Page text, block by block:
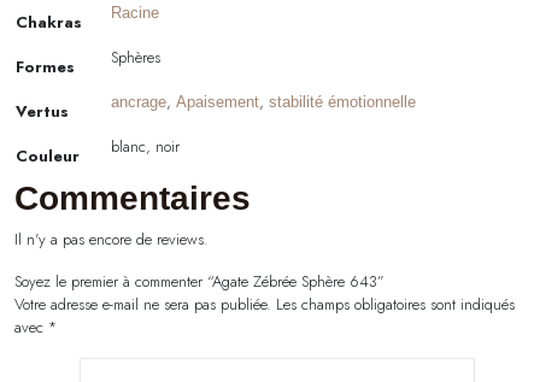
Chakras
Racine
Formes Sphères
Vertus ancrage, Apaisement, stabilité émotionnelle
Couleur blanc, noir
Commentaires
Il n'y a pas encore de reviews.
Soyez le premier à commenter “Agate Zébrée Sphère 643”
Votre adresse e-mail ne sera pas publiée. Les champs obligatoires sont indiqués
avec *